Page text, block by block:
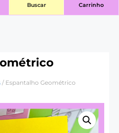
Buscar Carrinho
/ Espantalho Geométrico